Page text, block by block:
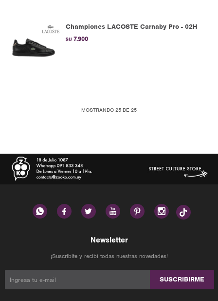
Championes LACOSTE Carnaby Pro - 02H
$U 7.900
MOSTRANDO 25 DE 25
     
Newsletter
¡Suscribite y recibí todas nuestras novedades!
SUSCRIBIRME